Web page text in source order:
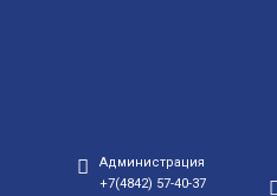
Администрация
+7(4842) 57-40-37